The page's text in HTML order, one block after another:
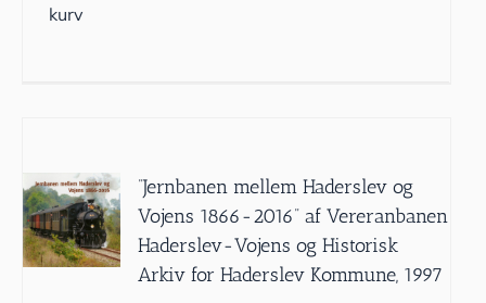
kurv
”Jernbanen mellem Haderslev og
Vojens 1866-2016” af Vereranbanen
Haderslev-Vojens og Historisk
Arkiv for Haderslev Kommune, 1997